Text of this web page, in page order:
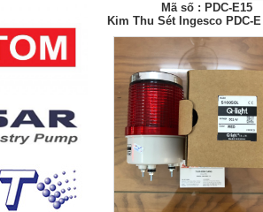
Mã số : PDC-E15
Kim Thu Sét Ingesco PDC-